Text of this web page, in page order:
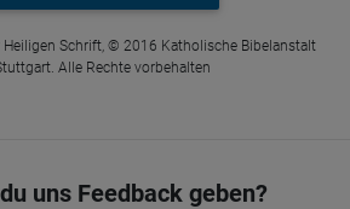
Schrift, © 2016 Katholische Bibelanstalt
Alle Rechte vorbehalten
uns Feedback geben?